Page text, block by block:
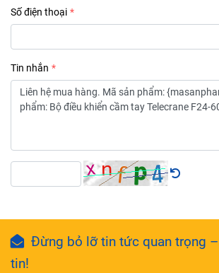
Số điện thoại
Tin nhắn
Đừng bỏ lỡ tin tức quan trọng
tin!